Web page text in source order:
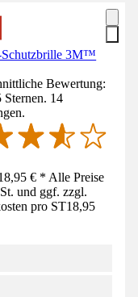
Schutzbrille 3M™
Bewertung:
Sternen. 14
€ * Alle Preise
und ggf. zzgl.
pro ST18,95